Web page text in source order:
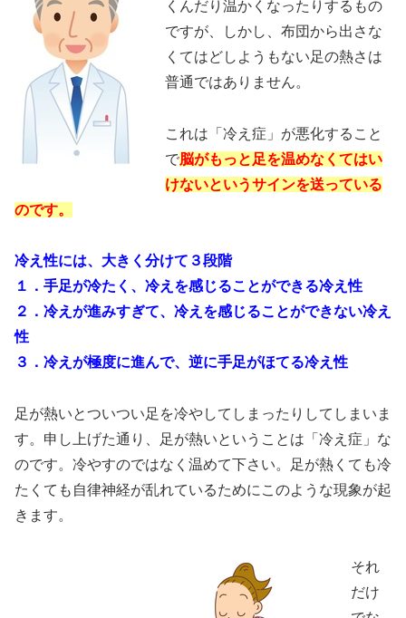
くんだり温かくなったりするもの
ですが、しかし、布団から出さな
くてはどしようもない足の熱さは
普通ではありません。
これは「冷え症」が悪化すること
で脳がもっと足を温めなくてはい
けないというサインを送っている
のです。
冷え性には、大きく分けて３段階
１．手足が冷たく、冷えを感じることができる冷え性
２．冷えが進みすぎて、冷えを感じることができない冷え
性
３．冷えが極度に進んで、逆に手足がほてる冷え性
足が熱いとついつい足を冷やしてしまったりしてしまいま
す。申し上げた通り、足が熱いということは「冷え症」な
のです。冷やすのではなく温めて下さい。足が熱くても冷
たくても自律神経が乱れているためにこのような現象が起
きます。
それ
だけ